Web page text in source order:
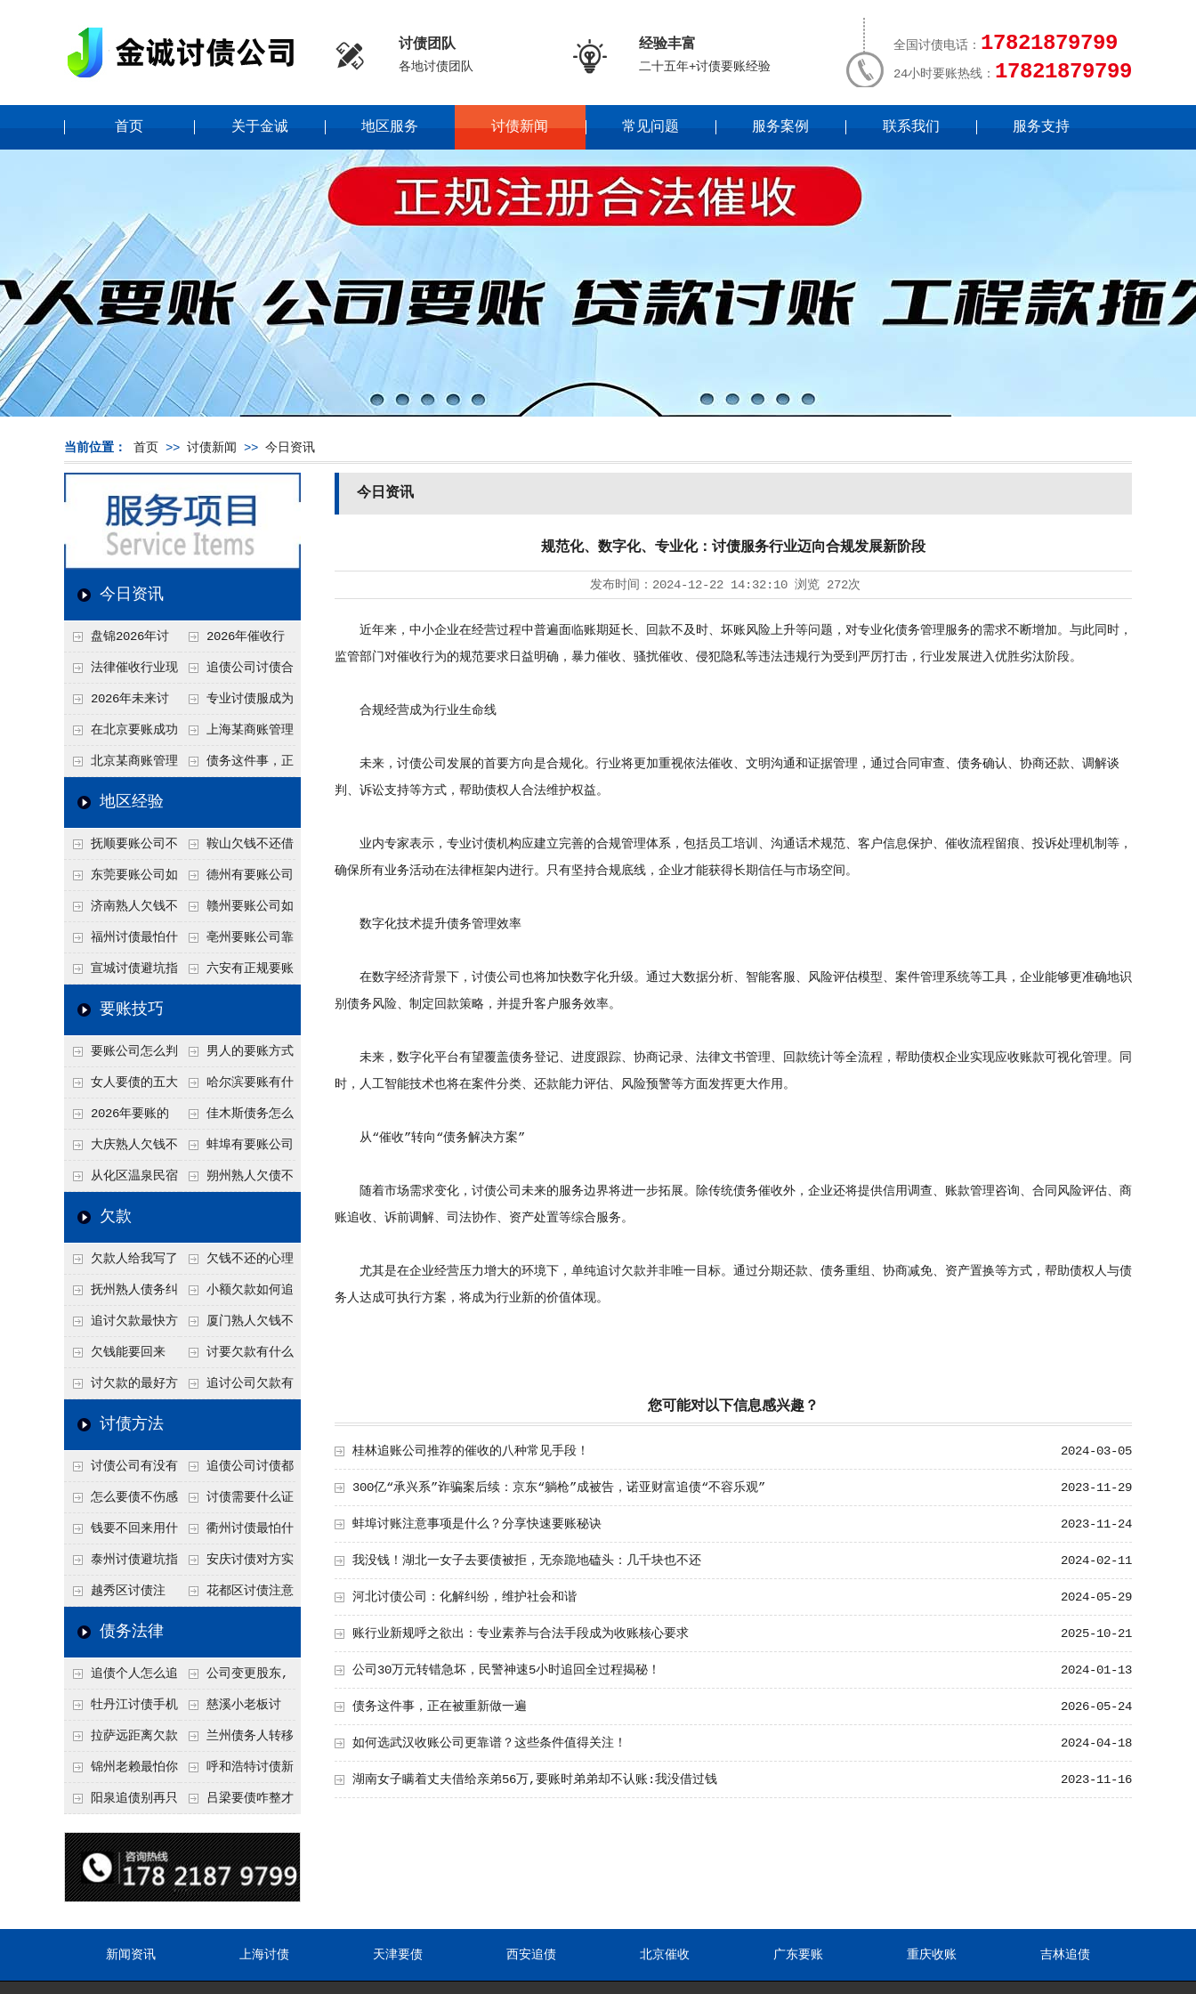
 讨债团队
各地讨债团队  经验丰富
二十五年+讨债要账经验
全国讨债电话： 17821879799
24小时要账热线： 17821879799
首页 关于金诚 地区服务 讨债新闻 常见问题 服务案例 联系我们 服务支持
当前位置： 首页 >> 讨债新闻 >> 今日资讯
今日资讯
盘锦2026年讨
债新趋势
2026年催收行
业发展现状、竞争格
局及未来趋势分析
法律催收行业现
状、合规痛点与未来
发展趋势深度解析
追债公司讨债合
法方法总结
2026年未来讨
债要账公司发展趋势
专业讨债服成为
2026年的发展趋势
在北京要账成功
率高吗？未来追账公
司发展趋势引发行业
上海某商账管理
机构聚焦合规服务
北京某商账管理
服务机构持续提升合
力企业化解应收账款
难题
债务这件事，正
地区经验
抚顺要账公司不
敢透漏的追回方法是
什么？
鞍山欠钱不还借
口太多？2026年这3
句反问话术，直接把
他后路堵死
东莞要账公司如
何有效要账讨债？20
26年合法追债经验总
结！
德州有要账公司
吗？如何合法讨债才
不沾风险？
济南熟人欠钱不
还？
赣州要账公司如
何有效讨债？合法追
债四步秘籍
福州讨债最怕什
么？2026年这两个关
键细节，做错就很难
亳州要账公司靠
谱吗？合法讨债四步
宣城讨债避坑指
南：2026年这2个细
回！
六安有正规要账
要账技巧
要账公司怎么判
断这个案子能不能
接？接案评估的标准
男人的要账方式
是什么呢？
女人要债的五大
绝招,轻松搞定
哈尔滨要账有什
么合法手段？2026年
最新追账方式总结！
2026年要账的
七个小方法
佳木斯债务怎么
追回呢？2026年成功
要账就用这2招
大庆熟人欠钱不
还躲猫猫？2026年这
个“诉前调解”成功率
蚌埠有要账公司
吗？2026年这3个方
从化区温泉民宿
老板借钱不还？2026
施压，立马主动结清
朔州熟人欠债不
死账变活
欠款
欠款人给我写了
还款计划书有用吗？
书面承诺的法律效力
欠钱不还的心理
是什么？读懂欠款人
的心态催收事半功倍
抚州熟人债务纠
纷咋办？这一招好开
口
小额欠款如何追
讨
追讨欠款最快方
法是什么？
厦门熟人欠钱不
还？2026年合法秘
籍！
欠钱能要回来
吗？
讨要欠款有什么
好办法
讨欠款的最好方 追讨公司欠款有
讨债方法
讨债公司有没有
行业协会？正规机构
的行业自律和认证
追债公司讨债都
有哪些手段
怎么要债不伤感
情？
讨债需要什么证
据
钱要不回来用什
么方法要回来
衢州讨债最怕什
么？2026年这两个关
键细节，做错就很难
泰州讨债避坑指
南：2026年这2个细
节不注意，钱很难要
安庆讨债对方实
在没钱咋办？
越秀区讨债注
意！没有借条只有微
把钱要回来
花都区讨债注意
节点”催收最有效
债务法律
追债个人怎么追
回呢？2026年最新绝
招选择！
公司变更股东,
变更前的债权债务谁
承担
牡丹江讨债手机
搞定：2026年线上立
案追债全流程，足不
出户
慈溪小老板讨
债，2026年这2个本
地行业协会出面，比
法院传票快
拉萨远距离欠款
对方在牧区联系不
上，2026年委托当地
兰州债务人转移
财产后申请破产，20
26年破产程序里还能
锦州老赖最怕你
懂这1条，2026
罪”详解，能判刑
呼和浩特讨债新
招：2026年用“律师
成本低见效快
阳泉追债别再只
类隐形财产（公积
金、保单）也能执行
吕梁要债咋整才
调解渠道，比找公司
强
今日资讯
规范化、数字化、专业化：讨债服务行业迈向合规发展新阶段
发布时间： 2024-12-22 14:32:10 浏览 272次
近年来，中小企业在经营过程中普遍面临账期延长、回款不及时、坏账风险上升等问题，对专业化债务管理服务的需求不断增加。与此同时，
监管部门对催收行为的规范要求日益明确，暴力催收、骚扰催收、侵犯隐私等违法违规行为受到严厉打击，行业发展进入优胜劣汰阶段。
合规经营成为行业生命线
未来， 讨债公司 发展的首要方向是合规化。行业将更加重视依法催收、文明沟通和证据管理，通过合同审查、债务确认、协商还款、调解谈
判、诉讼支持等方式，帮助债权人合法维护权益。
业内专家表示，专业讨债机构应建立完善的合规管理体系，包括员工培训、沟通话术规范、客户信息保护、催收流程留痕、投诉处理机制等，
确保所有业务活动在法律框架内进行。只有坚持合规底线，企业才能获得长期信任与市场空间。
数字化技术提升债务管理效率
在数字经济背景下，讨债公司也将加快数字化升级。通过大数据分析、智能客服、风险评估模型、案件管理系统等工具，企业能够更准确地识
别债务风险、制定回款策略，并提升客户服务效率。
未来，数字化平台有望覆盖债务登记、进度跟踪、协商记录、法律文书管理、回款统计等全流程，帮助债权企业实现应收账款可视化管理。同
时，人工智能技术也将在案件分类、还款能力评估、风险预警等方面发挥更大作用。
从“催收”转向“债务解决方案”
随着市场需求变化，讨债公司未来的服务边界将进一步拓展。除传统债务催收外，企业还将提供信用调查、账款管理咨询、合同风险评估、商
账追收、诉前调解、司法协作、资产处置等综合服务。
尤其是在企业经营压力增大的环境下，单纯追讨欠款并非唯一目标。通过分期还款、债务重组、协商减免、资产置换等方式，帮助债权人与债
务人达成可执行方案，将成为行业新的价值体现。
您可能对以下信息感兴趣？
2024-03-05
桂林追账公司推荐的催收的八种常见手段！
2023-11-29
300亿“承兴系”诈骗案后续：京东“躺枪”成被告，诺亚财富追债“不容乐观”
2023-11-24
蚌埠讨账注意事项是什么？分享快速要账秘诀
2024-02-11
我没钱！湖北一女子去要债被拒，无奈跪地磕头：几千块也不还
2024-05-29
河北讨债公司：化解纠纷，维护社会和谐
2025-10-21
账行业新规呼之欲出：专业素养与合法手段成为收账核心要求
2024-01-13
公司30万元转错急坏，民警神速5小时追回全过程揭秘！
2026-05-24
债务这件事，正在被重新做一遍
2024-04-18
如何选武汉收账公司更靠谱？这些条件值得关注！
2023-11-16
湖南女子瞒着丈夫借给亲弟56万,要账时弟弟却不认账:我没借过钱
新闻资讯 上海讨债 天津要债 西安追债 北京催收 广东要账 重庆收账 吉林追债